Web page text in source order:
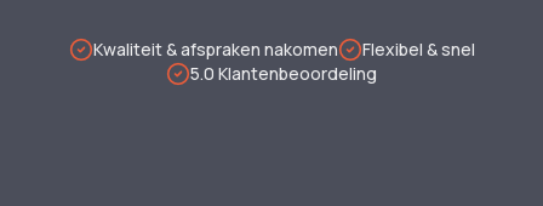
Kwaliteit & afspraken nakomen
Flexibel & snel
5.0 Klantenbeoordeling